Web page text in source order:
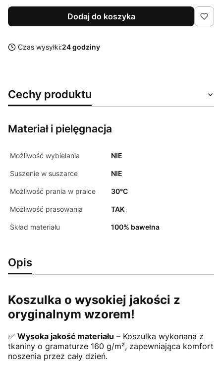
Dodaj do koszyka
Czas wysyłki:24 godziny
Cechy produktu
Materiał i pielęgnacja
Możliwość wybielania NIE
Suszenie w suszarce NIE
Możliwość prania w pralce 30°C
Możliwość prasowania TAK
Skład materiału 100% bawełna
Opis
Koszulka o wysokiej jakości z
oryginalnym wzorem!
✅ Wysoka jakość materiału – Koszulka wykonana z
tkaniny o gramaturze 160 g/m², zapewniająca komfort
noszenia przez cały dzień.